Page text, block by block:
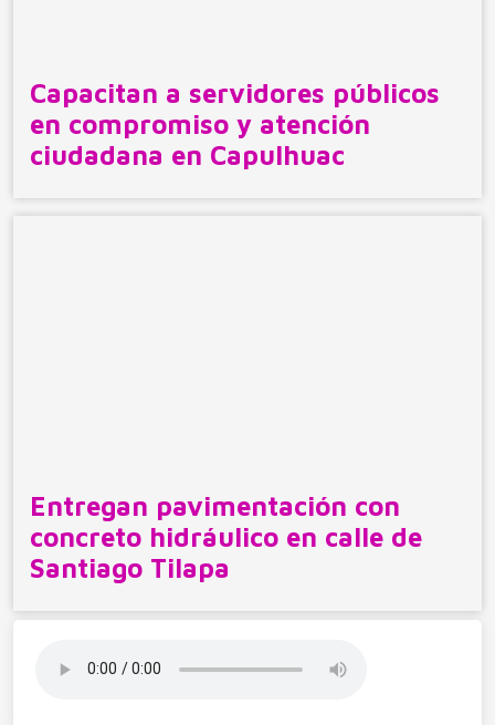
Capacitan a servidores públicos
en compromiso y atención
ciudadana en Capulhuac
Entregan pavimentación con
concreto hidráulico en calle de
Santiago Tilapa